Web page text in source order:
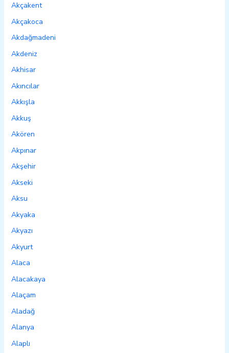
Akçakent
Akçakoca
Akdağmadeni
Akdeniz
Akhisar
Akıncılar
Akkışla
Akkuş
Akören
Akpınar
Akşehir
Akseki
Aksu
Akyaka
Akyazı
Akyurt
Alaca
Alacakaya
Alaçam
Aladağ
Alanya
Alaplı